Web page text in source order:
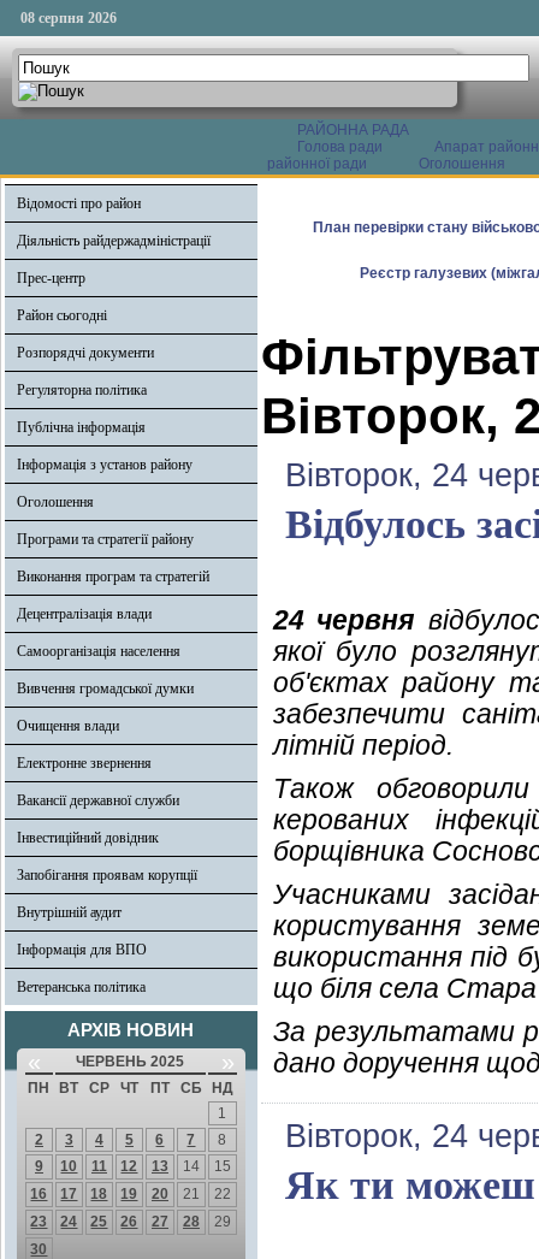
08 серпня 2026
РАЙОННА РАДА
Голова ради
Апарат
районної ради
Оголошення
Відомості про район
Діяльність райдержадміністрації
Прес-центр
Район сьогодні
Розпорядчі документи
Регуляторна політика
Публічна інформація
Інформація з установ району
Оголошення
Програми та стратегії району
Виконання програм та стратегій
Децентралізація влади
Самоорганізація населення
Вивчення громадської думки
Очищення влади
Електронне звернення
Вакансії державної служби
Інвестиційний довідник
Запобігання проявам корупції
Внутрішній аудит
Інформація для ВПО
Ветеранська політика
АРХІВ НОВИН
« ЧЕРВЕНЬ 2025 »
ПН ВТ СР ЧТ ПТ СБ
НД
1
2
3 4 5 6 7
8
9
10 11 12 13 14
15
16
17 18 19 20 21
22
23
24 25 26 27 28
29
30
План перевірки стану
Реєстр галузевих
Вівторок,
Вівторок, 24
Відбулось
24 червня
якої було
об'єктах району
забезпечити
літній період.
Також обговорили
керованих
борщівника
Учасниками
користування
використання під
що біля села Стара
За результатами
дано доручення
Вівторок, 24
Як ти можеш